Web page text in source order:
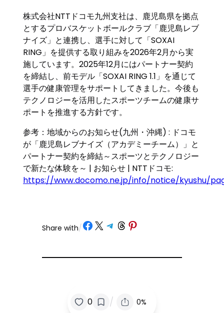
株式会社NTTドコモ九州支社は、鹿児島県を拠点
とするプロバスケットボールクラブ「鹿児島レブ
ナイズ」と連携し、選手に対して「SOXAI
RING」を提供する取り組みを2026年2月から実
施しています。2025年12月にはパートナー契約
を締結し、前モデル「SOXAI RING 1.1」を通じて
選手の健康管理をサポートしてきました。今後も
テクノロジーを活用したスポーツチームの健康サ
ポートを推進する方針です。
参考：地域からのお知らせ(九州・沖縄) : ドコモ
が「鹿児島レブナイズ（アカデミーチーム）」と
パートナー契約を締結～スポーツとテクノロジー
で新たな体験を～ | お知らせ | NTTドコモ:
https://www.docomo.ne.jp/info/notice/kyushu/
Share with/ Share on Facebook
Share on X Share on Telegram
Share on Threads
Share on Pinterest
0 / 0%